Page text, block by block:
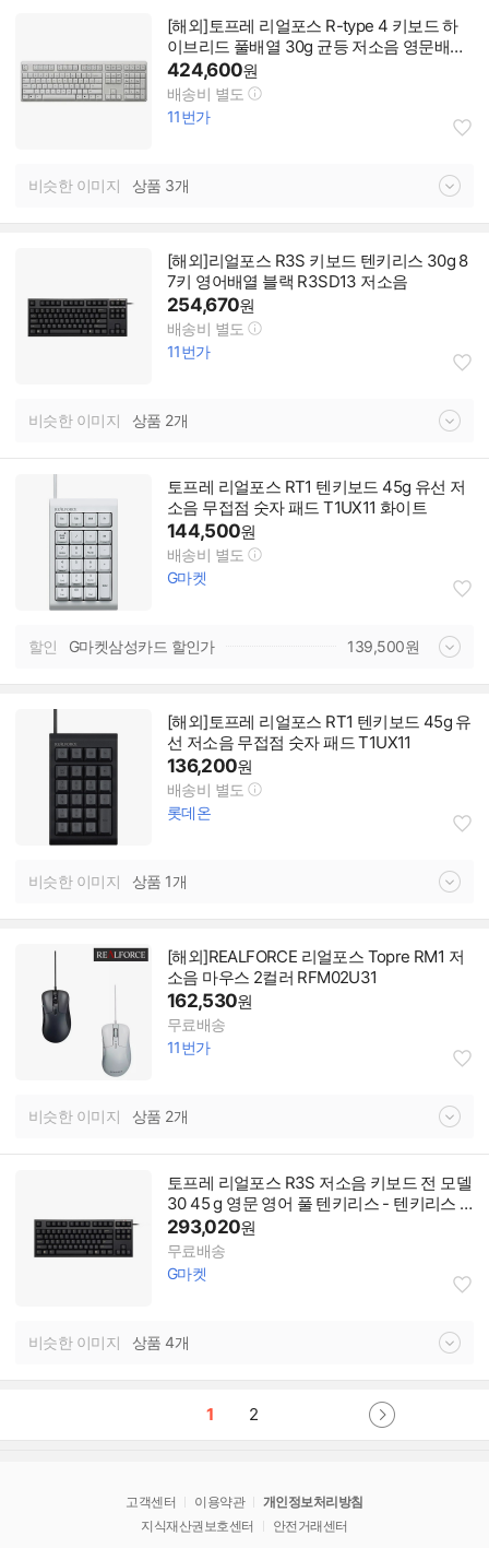
[해외]토프레 리얼포스 R-type 4 키보드 하
이브리드 풀배열 30g 균등 저소음 영문배열
R-type 4 HB23 화이트
424,600원
배송비 별도
11번가
비슷한 이미지 상품 3개
[해외]리얼포스 R3S 키보드 텐키리스 30g 8
7키 영어배열 블랙 R3SD13 저소음
254,670원
배송비 별도
11번가
비슷한 이미지 상품 2개
토프레 리얼포스 RT1 텐키보드 45g 유선 저
소음 무접점 숫자 패드 T1UX11 화이트
144,500원
배송비 별도
G마켓
할인 G마켓삼성카드 할인가 139,500원
[해외]토프레 리얼포스 RT1 텐키보드 45g 유
선 저소음 무접점 숫자 패드 T1UX11
136,200원
배송비 별도
롯데온
비슷한 이미지 상품 1개
[해외]REALFORCE 리얼포스 Topre RM1 저
소음 마우스 2컬러 RFM02U31
162,530원
무료배송
11번가
비슷한 이미지 상품 2개
토프레 리얼포스 R3S 저소음 키보드 전 모델
30 45 g 영문 영어 풀 텐키리스 - 텐키리스 3
0g 저소음
293,020원
무료배송
G마켓
비슷한 이미지 상품 4개
1 2
고객센터 이용약관
개인정보처리방침
지식재산권보호센터
안전거래센터